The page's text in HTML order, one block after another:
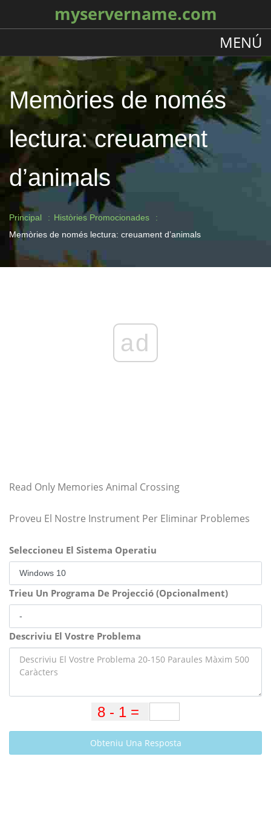
myservername.com
MENÚ
Memòries de només
lectura: creuament
d’animals
Principal
Històries Promocionades
Memòries de només lectura: creuament d’animals
ad
Read Only Memories Animal Crossing
Proveu El Nostre Instrument Per Eliminar Problemes
Seleccioneu El Sistema Operatiu
Trieu Un Programa De Projecció (Opcionalment)
Descriviu El Vostre Problema
Obteniu Una Resposta